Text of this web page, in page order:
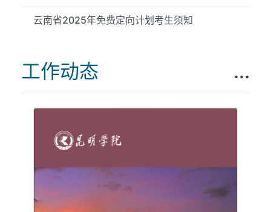
云南省2025年免费定向计划考生须知
工作动态 ...